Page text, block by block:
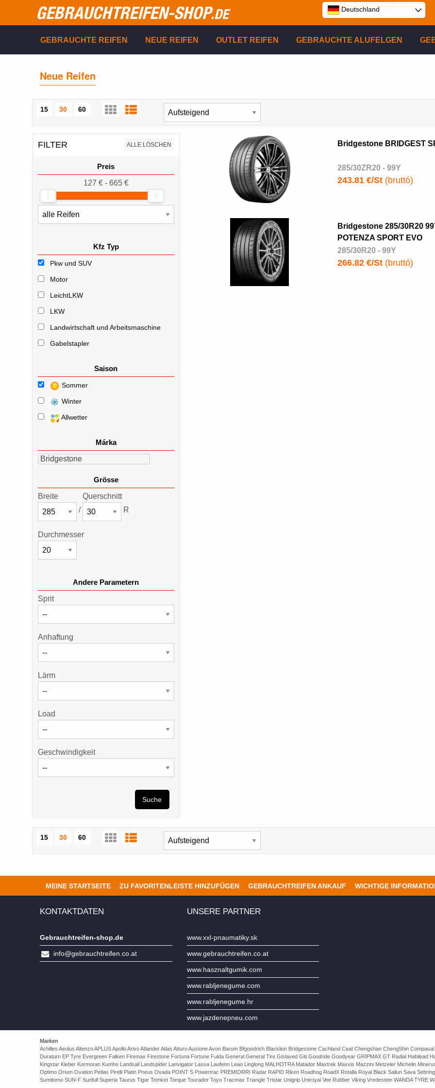
GEBRAUCHTREIFEN-SHOP.DE Deutschland
GEBRAUCHTE REIFEN NEUE REIFEN OUTLET REIFEN GEBRAUCHTE ALUFELGEN
Neue Reifen
15 30 60
FILTER ALLE LÖSCHEN
Preis
127 € - 665 €
Kfz Typ
Pkw und SUV
Motor
LeichtLKW
LKW
Landwirtschaft und Arbeitsmaschine
Gabelstapler
Saison
Sommer
Winter
Allwetter
Márka
Bridgestone
Grösse
Breite
/
Querschnitt
R
Durchmesser
Andere Parametern
Sprit
Anhaftung
Lärm
Load
Geschwindigkeit
Suche
Bridgestone BRIDGEST
285/30ZR20 - 99Y
243.81 €/St(bruttó)
Bridgestone 285/30R20
POTENZA SPORT EVO
285/30R20 - 99Y
266.82 €/St(bruttó)
15 30 60
MEINE STARTSEITE ZU FAVORITENLEISTE HINZUFÜGEN GEBRAUCHTREIFEN ANKAUF WICHTIGE
KONTAKTDATEN
Gebrauchtreifen-shop.de
info@gebrauchtreifen.co.at
UNSERE PARTNER
www.xxl-pnaumatiky.sk
www.gebrauchtreifen.co.at
www.hasznaltgumik.com
www.rabljenegume.com
www.rabljenegume.hr
www.jazdenepneu.com
Marken
Achilles Aeolus Altenzo APLUS Apollo Arivo Atlander Atlas Atturo Austone Avon Barum Bfgoodrich Blacklion Bridgestone Cachland Ceat Chengshan ChengShin
Duraturn EP Tyre Evergreen Falken Firemax Firestone Fortuna Fortune Fulda General General Tire Gislaved Giti Goodride Goodyear GRIPMAX GT Radial Habilead
Kingstar Kleber Kormoran Kumho Landsail Landspider Lanvigator Lassa Laufenn Leao Linglong MALHOTRA Matador Maxtrek Maxxis Mazzini Metzeler Michelin
Optimo Orium Ovation Petlas Pirelli Platin Pneus Ovada POINT S Powertrac PREMIORRI Radar RAPID Riken Roadhog RoadX Rotalla Royal Black Sailun Sava
Sumitomo SUN-F Sunfull Superia Taurus Tigar Tomket Torque Tourador Toyo Tracmax Triangle Tristar Unigrip Uniroyal Vee Rubber Viking Vredestein WANDA TYRE